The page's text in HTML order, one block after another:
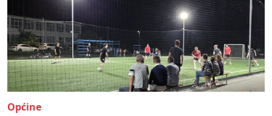
Općine